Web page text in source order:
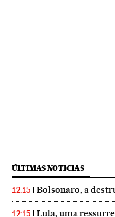
ÚLTIMAS NOTICIAS
12:15 Bolsonaro, a
12:15 Lula, uma